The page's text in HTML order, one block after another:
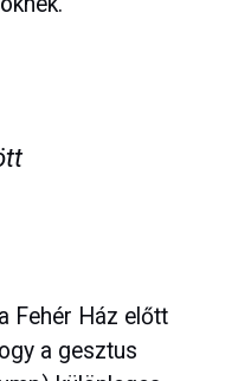
Fehér Ház előtt
a gesztus